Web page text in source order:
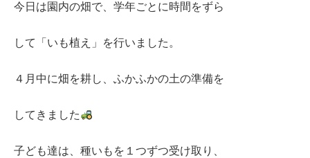
今日は園内の畑で、学年ごとに時間をずら
して「いも植え」を行いました。
４月中に畑を耕し、ふかふかの土の準備を
してきました
子ども達は、種いもを１つずつ受け取り、